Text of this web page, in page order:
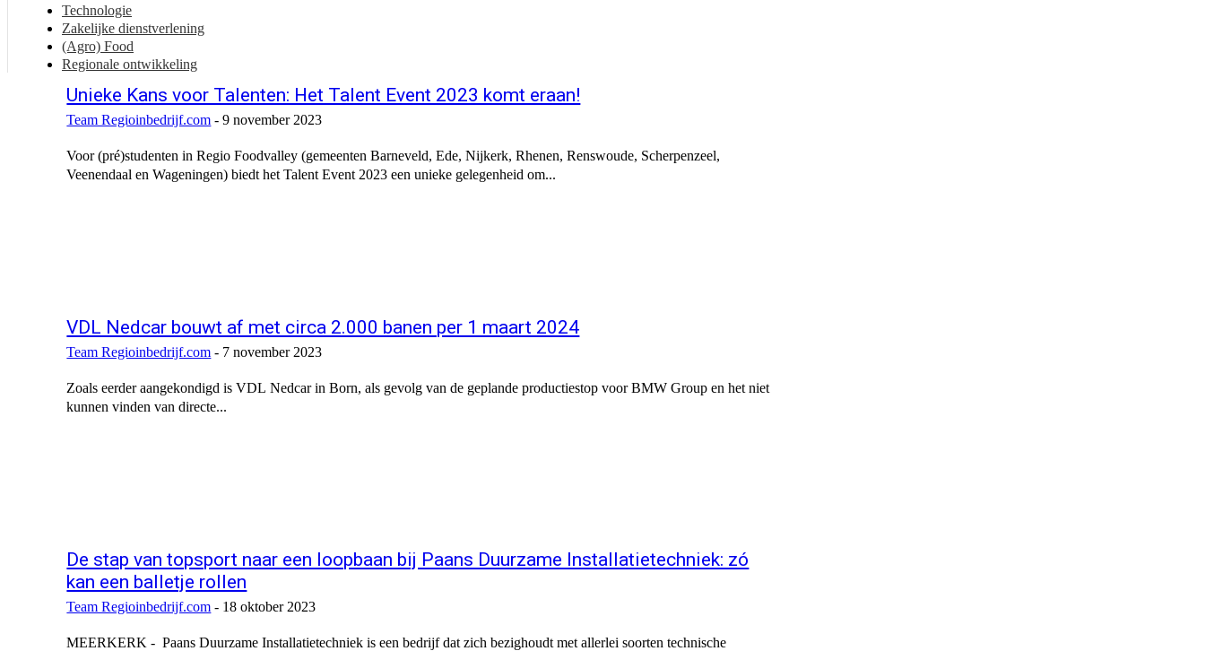
Technologie
Zakelijke dienstverlening
(Agro) Food
Regionale ontwikkeling
Unieke Kans voor Talenten: Het Talent Event 2023 komt eraan!
Team Regioinbedrijf.com - 9 november 2023
Voor (pré)studenten in Regio Foodvalley (gemeenten Barneveld, Ede, Nijkerk, Rhenen, Renswoude, Scherpenzeel,
Veenendaal en Wageningen) biedt het Talent Event 2023 een unieke gelegenheid om...
VDL Nedcar bouwt af met circa 2.000 banen per 1 maart 2024
Team Regioinbedrijf.com - 7 november 2023
Zoals eerder aangekondigd is VDL Nedcar in Born, als gevolg van de geplande productiestop voor BMW Group en het niet
kunnen vinden van directe...
De stap van topsport naar een loopbaan bij Paans Duurzame Installatietechniek: zó
kan een balletje rollen
Team Regioinbedrijf.com - 18 oktober 2023
MEERKERK - Paans Duurzame Installatietechniek is een bedrijf dat zich bezighoudt met allerlei soorten technische